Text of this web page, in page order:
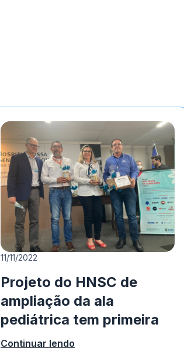
11/11/2022
Projeto do HNSC de
ampliação da ala
pediátrica tem primeira
etapa inaugurada com
Continuar lendo